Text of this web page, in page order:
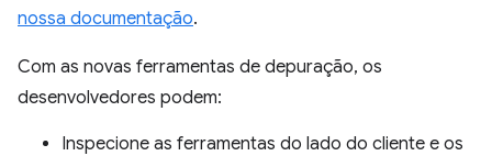
nossa documentação.
Com as novas ferramentas de depuração, os
desenvolvedores podem:
Inspecione as ferramentas do lado do cliente e os